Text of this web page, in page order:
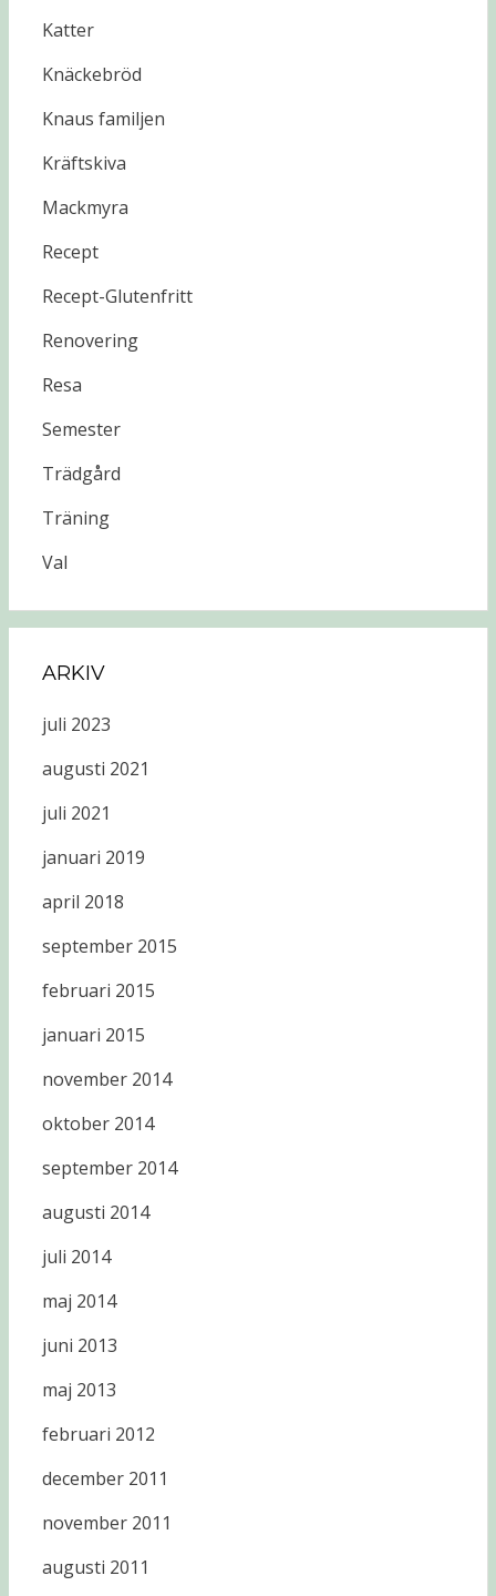
Katter
Knäckebröd
Knaus familjen
Kräftskiva
Mackmyra
Recept
Recept-Glutenfritt
Renovering
Resa
Semester
Trädgård
Träning
Val
ARKIV
juli 2023
augusti 2021
juli 2021
januari 2019
april 2018
september 2015
februari 2015
januari 2015
november 2014
oktober 2014
september 2014
augusti 2014
juli 2014
maj 2014
juni 2013
maj 2013
februari 2012
december 2011
november 2011
augusti 2011